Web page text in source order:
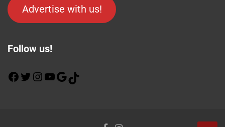
Advertise with us!
Follow us!